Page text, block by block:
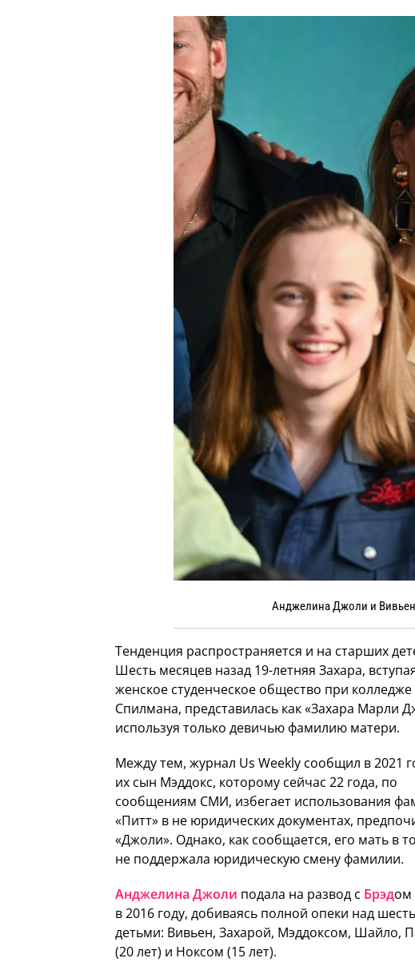
Анджелина Джоли и
Тенденция распространяется и на старших
Шесть месяцев назад 19-летняя Захара,
женское студенческое общество при колледже
Спилмана, представилась как «Захара Марли
используя только девичью фамилию матери.
Между тем, журнал Us Weekly сообщил в 2021
их сын Мэддокс, которому сейчас 22 года, по
сообщениям СМИ, избегает использования
«Питт» в не юридических документах,
«Джоли». Однако, как сообщается, его мать в
не поддержала юридическую смену фамилии.
Анджелина Джоли подала на развод с Брэдом
в 2016 году, добиваясь полной опеки над
детьми: Вивьен, Захарой, Мэддоксом, Шайло,
(20 лет) и Ноксом (15 лет).